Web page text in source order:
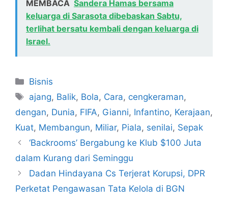
MEMBACA Sandera Hamas bersama
keluarga di Sarasota dibebaskan Sabtu,
terlihat bersatu kembali dengan keluarga di
Israel.
Kategori
Bisnis
Tag
ajang, Balik, Bola, Cara, cengkeraman,
dengan, Dunia, FIFA, Gianni, Infantino, Kerajaan,
Kuat, Membangun, Miliar, Piala, senilai, Sepak
‘Backrooms’ Bergabung ke Klub $100 Juta
dalam Kurang dari Seminggu
Dadan Hindayana Cs Terjerat Korupsi, DPR
Perketat Pengawasan Tata Kelola di BGN